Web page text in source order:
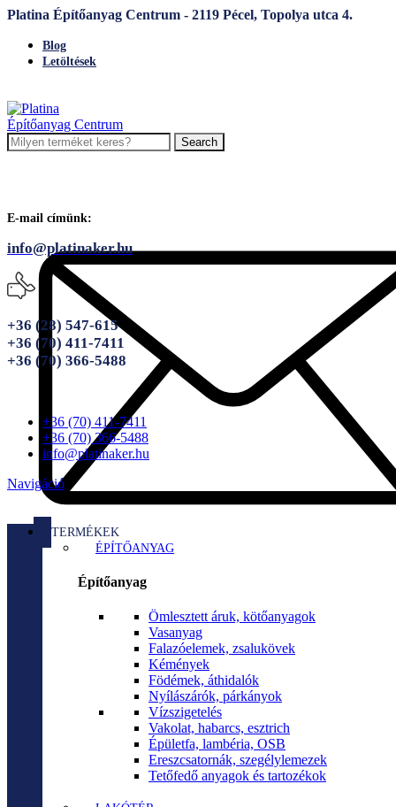
Platina Építőanyag Centrum - 2119 Pécel, Topolya utca 4.
Blog
Letöltések
Search
E-mail címünk:
info@platinaker.hu
+36 (28) 547-615
+36 (70) 411-7411
+36 (70) 366-5488
+36 (70) 411-7411
+36 (70) 366-5488
info@platinaker.hu
Navigáció
TERMÉKEK
ÉPÍTŐANYAG
Építőanyag
Ömlesztett áruk, kötőanyagok
Vasanyag
Falazóelemek, zsalukövek
Kémények
Födémek, áthidalók
Nyílászárók, párkányok
Vízszigetelés
Vakolat, habarcs, esztrich
Épületfa, lambéria, OSB
Ereszcsatornák, szegélylemezek
Tetőfedő anyagok és tartozékok